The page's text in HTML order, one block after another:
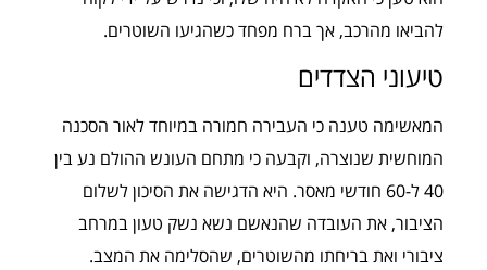
להביאו מהרכב, אך ברח מפחד כשהגיעו השוטרים.
טיעוני הצדדים
המאשימה טענה כי העבירה חמורה במיוחד לאור הסכנה
המוחשית שנוצרה, וקבעה כי מתחם העונש ההולם נע בין
40 ל-60 חודשי מאסר. היא הדגישה את הסיכון לשלום
הציבור, את העובדה שהנאשם נשא נשק טעון במרחב
ציבורי ואת בריחתו מהשוטרים, שהסלימה את המצב.